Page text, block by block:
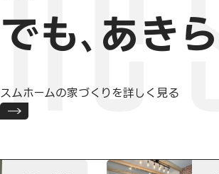
でも､あき
スムホームの家づくりを詳しく見る